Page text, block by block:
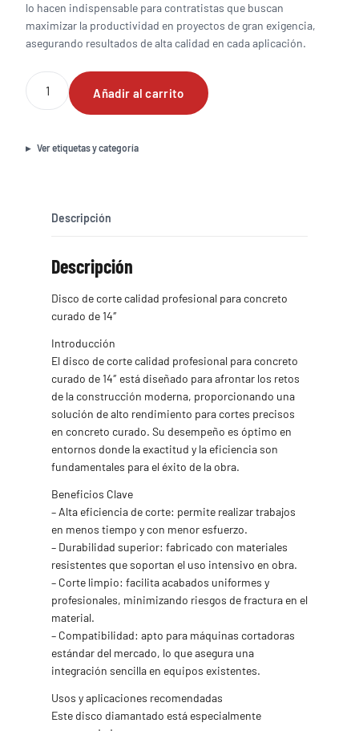
lo hacen indispensable para contratistas que buscan
maximizar la productividad en proyectos de gran exigencia,
asegurando resultados de alta calidad en cada aplicación.
Disco
de
corte
profesional
Añadir al carrito
Ver etiquetas y categoría
Descripción
Descripción
Disco de corte calidad profesional para concreto
curado de 14″
Introducción
El disco de corte calidad profesional para concreto
curado de 14″ está diseñado para afrontar los retos
de la construcción moderna, proporcionando una
solución de alto rendimiento para cortes precisos
en concreto curado. Su desempeño es óptimo en
entornos donde la exactitud y la eficiencia son
fundamentales para el éxito de la obra.
Beneficios Clave
– Alta eficiencia de corte: permite realizar trabajos
en menos tiempo y con menor esfuerzo.
– Durabilidad superior: fabricado con materiales
resistentes que soportan el uso intensivo en obra.
– Corte limpio: facilita acabados uniformes y
profesionales, minimizando riesgos de fractura en el
material.
– Compatibilidad: apto para máquinas cortadoras
estándar del mercado, lo que asegura una
integración sencilla en equipos existentes.
Usos y aplicaciones recomendadas
Este disco diamantado está especialmente